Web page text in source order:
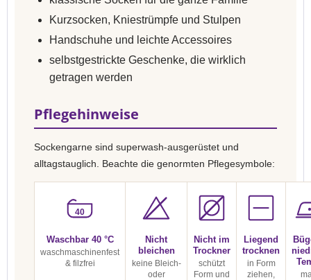
Kurzsocken, Kniestrümpfe und Stulpen
Handschuhe und leichte Accessoires
selbstgestrickte Geschenke, die wirklich
getragen werden
Pflegehinweise
Sockengarne sind superwash-ausgerüstet und
alltagstauglich. Beachte die genormten Pflegesymbole:
40
Waschbar 40 °C
waschmaschinenfest
& filzfrei
Nicht
bleichen
keine Bleich-
oder
Nicht im
Trockner
schützt
Form und
Liegend
trocknen
in Form
ziehen,